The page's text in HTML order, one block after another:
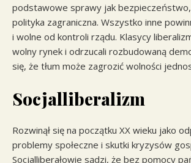
podstawowe sprawy jak
polityka zagraniczna. Wszystko inne
i wolne od kontroli rządu. Klasycy
wolny rynek i odrzucali rozbudowaną
się, że tłum może zagrozić wolności
Socjalliberalizm
Rozwinął się na początku XX wieku jako
problemy społeczne i skutki kryzysów
Socjalliberałowie sądzi, że bez pomocy